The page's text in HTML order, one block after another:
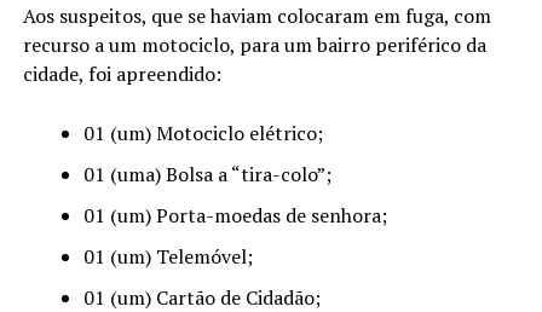
Aos suspeitos, que se haviam colocaram em fuga, com
recurso a um motociclo, para um bairro periférico da
cidade, foi apreendido:
01 (um) Motociclo elétrico;
01 (uma) Bolsa a “tira-colo”;
01 (um) Porta-moedas de senhora;
01 (um) Telemóvel;
01 (um) Cartão de Cidadão;